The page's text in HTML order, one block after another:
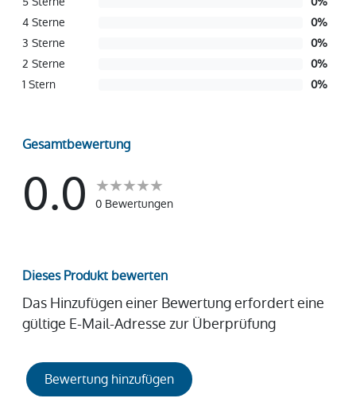
4 Sterne
0%
3 Sterne
0%
2 Sterne
0%
1 Stern
0%
Gesamtbewertung
0.0 0 Bewertungen
Dieses Produkt bewerten
Das Hinzufügen einer Bewertung erfordert eine
gültige E-Mail-Adresse zur Überprüfung
Bewertung hinzufügen